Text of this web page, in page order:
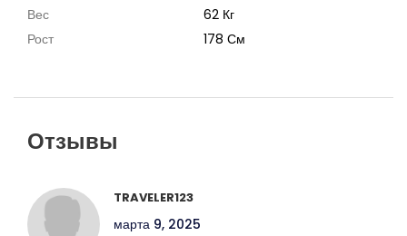
Вес
62 Кг
Рост
178 См
Отзывы
TRAVELER123
марта 9, 2025